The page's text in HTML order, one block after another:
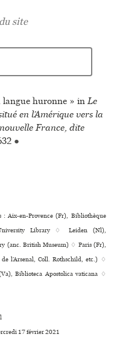
langue huronne » inLe
en l’Amérique vers la
France, dite
●
: Aix-en-Provence (Fr), Bibliothèque
Library ♢ Leiden (Nl),
(anc. British Museum) ♢ Paris (Fr),
l’Arsenal, Coll. Rothschild, etc.) ♢
Biblioteca Apostolica vaticana ♢
17 février 2021